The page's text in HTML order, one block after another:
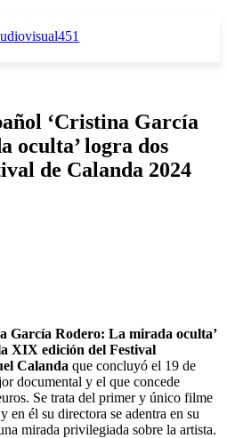
‘Cristina García
oculta’ logra dos
de Calanda 2024
García Rodero: La mirada oculta’
XIX edición del Festival
Calanda que concluyó el 19 de
documental y el que concede
Se trata del primer y único filme
en él su directora se adentra en su
mirada privilegiada sobre la artista.